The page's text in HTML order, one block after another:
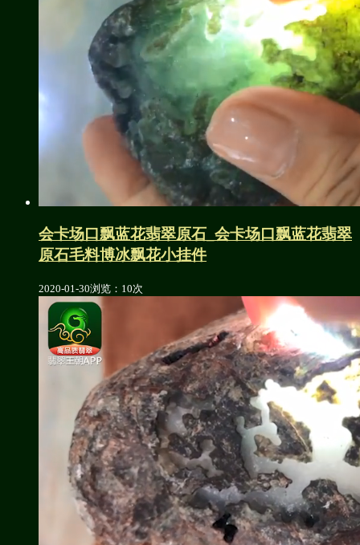
会卡场口飘蓝花翡翠原石_会卡场口飘蓝花翡翠
原石毛料博冰飘花小挂件
2020-01-30浏览：10次